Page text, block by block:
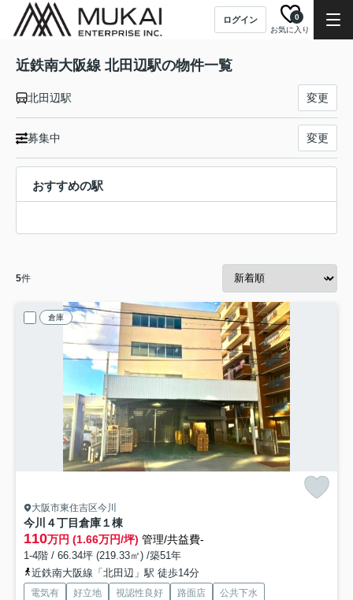
ログイン
お気に入り
0
近鉄南大阪線 北田辺駅の物件一覧
北田辺駅 変更
募集中 変更
おすすめの駅
5件
倉庫
大阪市東住吉区今川
今川４丁目倉庫１棟
110万円 (1.66万円/坪) 管理/共益費-
1-4階 / 66.34坪 (219.33㎡) /築51年
近鉄南大阪線「北田辺」駅 徒歩14分
電気有 好立地 視認性良好 路面店 公共下水